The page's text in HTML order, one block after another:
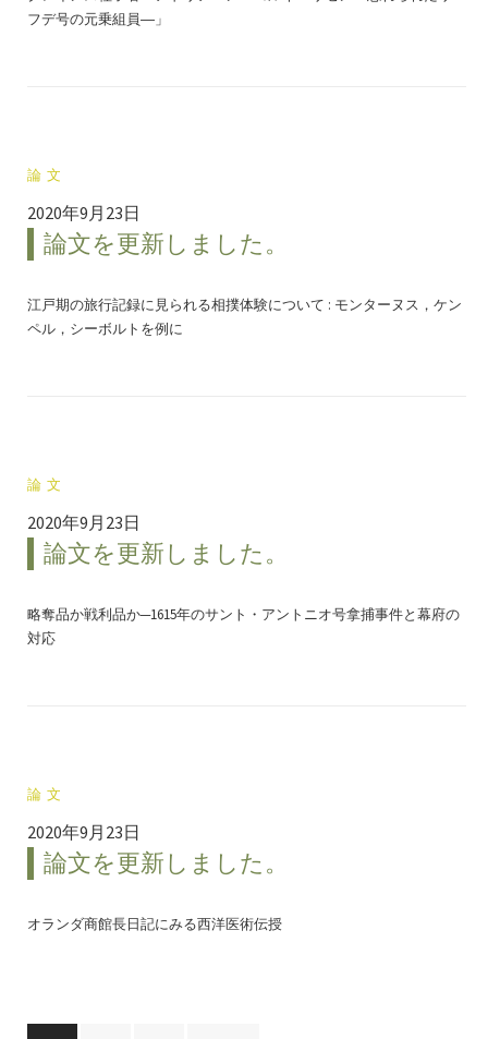
フデ号の元乗組員―」
論文
2020年9月23日
論文を更新しました。
江戸期の旅行記録に見られる相撲体験について : モンターヌス，ケン
ペル，シーボルトを例に
論文
2020年9月23日
論文を更新しました。
略奪品か戦利品か─1615年のサント・アントニオ号拿捕事件と幕府の
対応
論文
2020年9月23日
論文を更新しました。
オランダ商館長日記にみる西洋医術伝授